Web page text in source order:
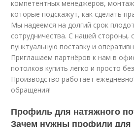
компетентных менеджеров,
которые подскажут, как сделать
Мы надеемся на долгий срок
сотрудничества. С нашей стороны,
пунктуальную поставку и
Приглашаем партнёров к нам в
потолков купить легко и просто
Производство работает
обращения!
Профиль для натяжного
Зачем нужны профили для